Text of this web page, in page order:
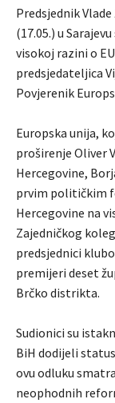
Predsjednik
(17.05.) u
visokoj razini o
predsjedateljica
Povjerenik
Europska unija,
proširenje Oliver
Hercegovine,
prvim političkim
Hercegovine na
Zajedničkog
predsjednici
premijeri deset
Brčko distrikta.
Sudionici su
BiH dodijeli
ovu odluku
neophodnih